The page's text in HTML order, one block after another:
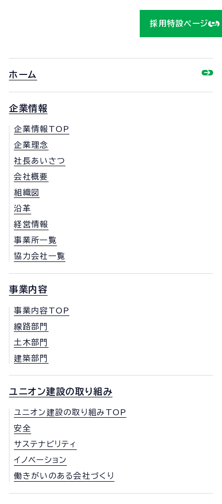
採用特設ページ
ホーム
企業情報
企業情報TOP
企業理念
社長あいさつ
会社概要
組織図
沿革
経営情報
事業所一覧
協力会社一覧
事業内容
事業内容TOP
線路部門
土木部門
建築部門
ユニオン建設の取り組み
ユニオン建設の取り組みTOP
安全
サステナビリティ
イノベーション
働きがいのある会社づくり